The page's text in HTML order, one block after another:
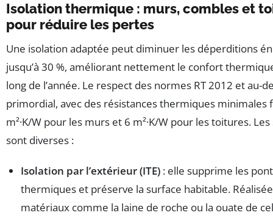
Isolation thermique : murs, combles et
pour réduire les pertes
Une isolation adaptée peut diminuer les déperditions
jusqu’à 30 %, améliorant nettement le confort
long de l’année. Le respect des normes RT 2012 et au-
primordial, avec des résistances thermiques minimales
m²·K/W pour les murs et 6 m²·K/W pour les toitures.
sont diverses :
Isolation par l’extérieur (ITE) : elle supprime les
thermiques et préserve la surface habitable.
matériaux comme la laine de roche ou la ouate de